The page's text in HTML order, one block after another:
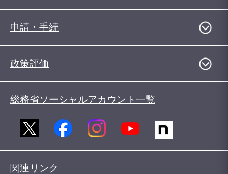
申請・手続
政策評価
総務省ソーシャルアカウント一覧
関連リンク